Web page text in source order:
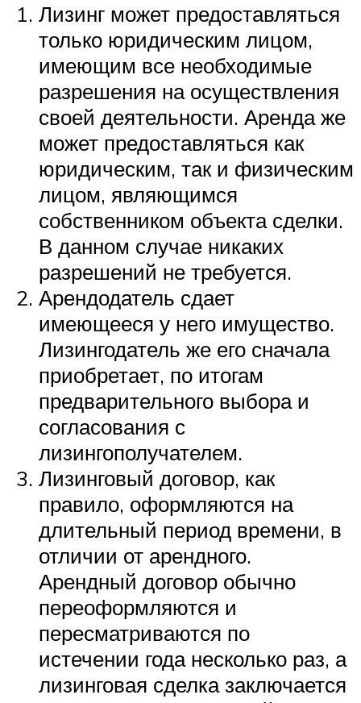
Лизинг может предоставляться
только юридическим лицом,
имеющим все необходимые
разрешения на осуществления
своей деятельности. Аренда же
может предоставляться как
юридическим, так и физическим
лицом, являющимся
собственником объекта сделки.
В данном случае никаких
разрешений не требуется.
Арендодатель сдает
имеющееся у него имущество.
Лизингодатель же его сначала
приобретает, по итогам
предварительного выбора и
согласования с
лизингополучателем.
Лизинговый договор, как
правило, оформляются на
длительный период времени, в
отличии от арендного.
Арендный договор обычно
переоформляются и
пересматриваются по
истечении года несколько раз, а
лизинговая сделка заключается